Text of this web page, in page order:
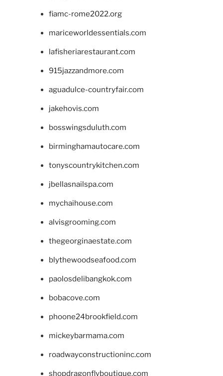
fiamc-rome2022.org
mariceworldessentials.com
lafisheriarestaurant.com
915jazzandmore.com
aguadulce-countryfair.com
jakehovis.com
bosswingsduluth.com
birminghamautocare.com
tonyscountrykitchen.com
jbellasnailspa.com
mychaihouse.com
alvisgrooming.com
thegeorginaestate.com
blythewoodseafood.com
paolosdelibangkok.com
bobacove.com
phoone24brookfield.com
mickeybarmama.com
roadwayconstructioninc.com
shopdragonflyboutique.com